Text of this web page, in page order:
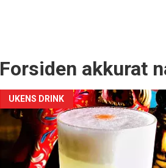
Forsiden akkurat
UKENS DRINK